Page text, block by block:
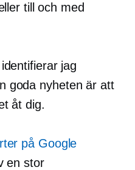
till och med
jag
goda nyheten är att
åt dig.
på Google
en stor